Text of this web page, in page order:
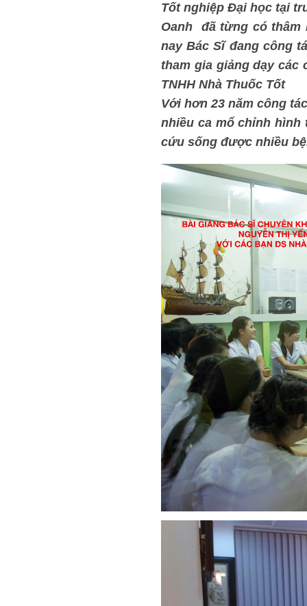
Tốt nghiệp Đại học tại
Oanh đã từng có thâm
nay Bác Sĩ đang công
tham gia giảng dạy các
TNHH Nhà Thuốc Tốt
Với hơn 23 năm công
nhiều ca mổ chỉnh hình
cứu sống được nhiều